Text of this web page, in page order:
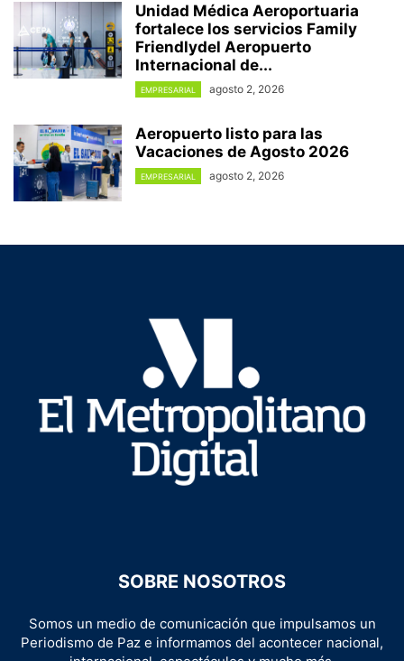
Unidad Médica Aeroportuaria
fortalece los servicios Family
Friendlydel Aeropuerto
Internacional de...
EMPRESARIAL agosto 2, 2026
Aeropuerto listo para las
Vacaciones de Agosto 2026
EMPRESARIAL agosto 2, 2026
SOBRE NOSOTROS
Somos un medio de comunicación que impulsamos un
Periodismo de Paz e informamos del acontecer nacional,